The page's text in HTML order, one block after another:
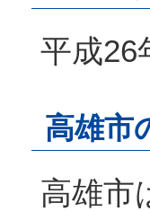
平成26
高雄市
高雄市